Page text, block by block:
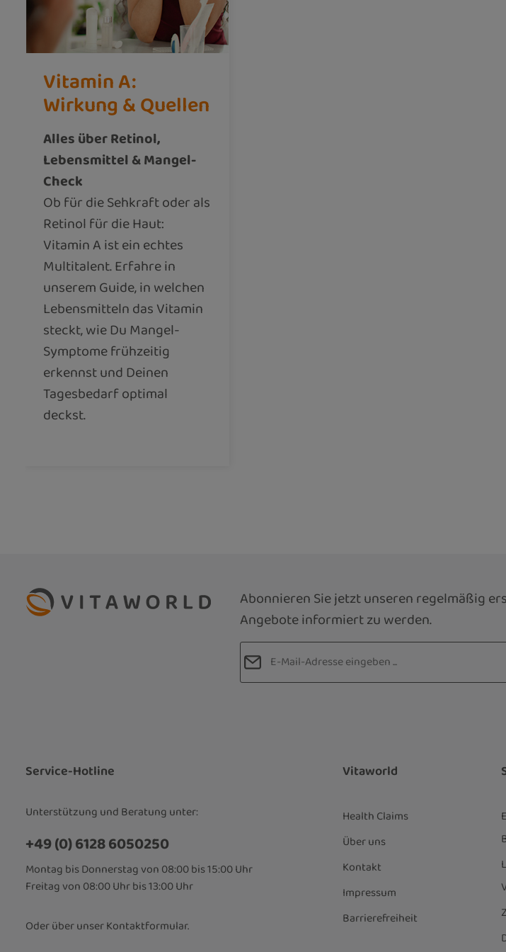
Vitamin A:
Wirkung & Quellen
Alles über Retinol,
Lebensmittel & Mangel-
Check
Ob für die Sehkraft oder als
Retinol für die Haut:
Vitamin A ist ein echtes
Multitalent. Erfahre in
unserem Guide, in welchen
Lebensmitteln das Vitamin
steckt, wie Du Mangel-
Symptome frühzeitig
erkennst und Deinen
Tagesbedarf optimal
deckst.
Abonnieren Sie jetzt unseren regelmäßig
Angebote informiert zu werden.
E-Mail-Adresse*
bin mit ihnen einverstanden.
Service-Hotline
Unterstützung und Beratung unter:
+49 (0) 6128 6050250
Montag bis Donnerstag von 08:00 bis 15:00 Uhr
Freitag von 08:00 Uhr bis 13:00 Uhr
Oder über unserKontaktformular.
Vitaworld
Health Claims
Über uns
Kontakt
Impressum
Barrierefreiheit